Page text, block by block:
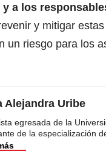
a los
y mitigar
un riesgo para los
Alejandra Uribe
egresada de la
de la especialización